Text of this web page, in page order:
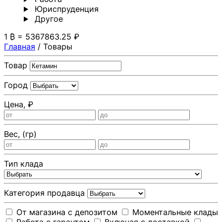
Юриспруденция
Другoе
1 ₿ = 5367863.25 ₽
Главная / Товары
Товар
Город
Цена, ₽
Вес, (гр)
Тип клада
Категория продавца
От магазина с депозитом
Моментальные клады